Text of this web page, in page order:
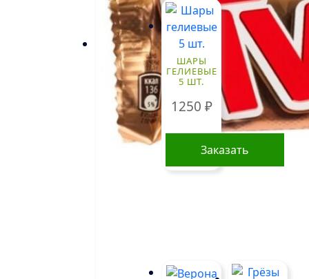
ШАРЫ
ГЕЛИЕВЫЕ
5 ШТ.
1250 ₽
Заказать